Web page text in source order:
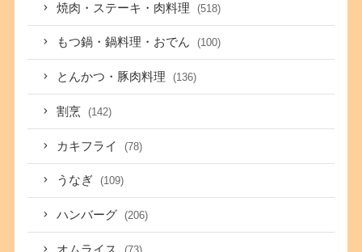
焼肉・ステーキ・肉料理 (518)
もつ鍋・鍋料理・おでん (100)
とんかつ・豚肉料理 (136)
割烹 (142)
カキフライ (78)
うなぎ (109)
ハンバーグ (206)